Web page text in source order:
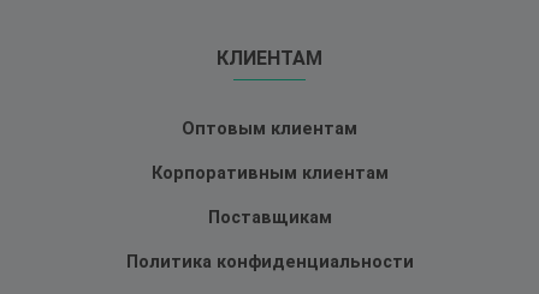
КЛИЕНТАМ
Оптовым клиентам
Корпоративным клиентам
Поставщикам
Политика конфиденциальности